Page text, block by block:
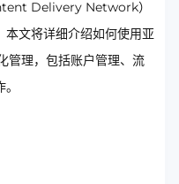
Delivery Network）
本文将详细介绍如何使用亚
管理，包括账户管理、流